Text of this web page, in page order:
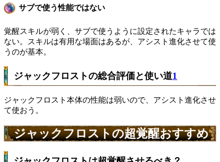
サブで使う性能ではない
覚醒スキルが弱く、サブで使うように設定されたキャラでは
ない。スキルは有用な場面はあるが、アシスト進化させて使
うのが基本。
ジャックフロストの総合評価と使い道1
ジャックフロスト本体の性能は弱いので、アシスト進化させ
て使おう。
ジャックフロストの超覚醒おすすめ